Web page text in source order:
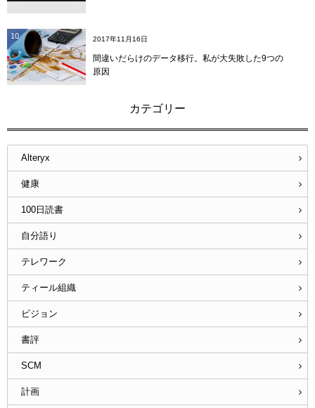
10 2017年11月16日
間違いだらけのデータ移行。私が大失敗した9つの
原因
カテゴリー
Alteryx
健康
100日読書
自分語り
テレワーク
ティール組織
ビジョン
書評
SCM
計画